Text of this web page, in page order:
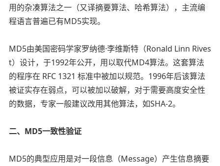
用的杂凑算法之一（又译摘要算法、哈希算法），主流编
程语言普遍已有MD5实现。
MD5由美国密码学家罗纳德·李维斯特（Ronald Linn Rives
t）设计，于1992年公开，用以取代MD4算法。这套算法
的程序在 RFC 1321 标准中被加以规范。1996年后该算法
被证实存在弱点，可以被加以破解，对于需要高度安全性
的数据，专家一般建议改用其他算法，如SHA-2。
二、MD5一致性验证
MD5的典型应用是对一段信息（Message）产生信息摘要